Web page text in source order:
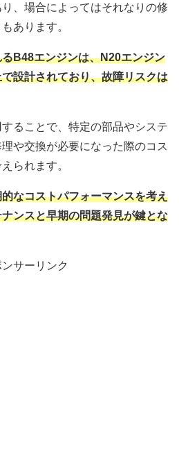
、場合によってはそれなりの修
あります。
B48エンジンは、N20エンジン
設計されており、故障リスクは
ることで、特定の部品やシステ
や交換が必要になった際のコス
られます。
なコストパフォーマンスを考え
ンスと早期の問題発見が鍵とな
ンサーリンク